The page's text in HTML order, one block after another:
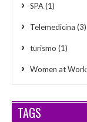
SPA(1)
Telemedicina (3)
turismo (1)
Women at Work
TAGS